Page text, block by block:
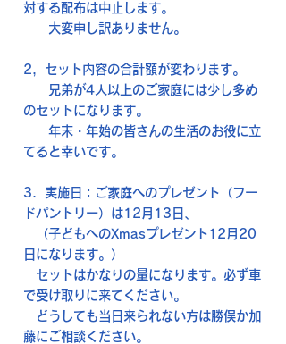
対する配布は中止します。
大変申し訳ありません。
2，セット内容の合計額が変わります。
兄弟が4人以上のご家庭には少し多め
のセットになります。
年末・年始の皆さんの生活のお役に立
てると幸いです。
3．実施日：ご家庭へのプレゼント（フー
ドパントリー）は12月13日、
（子どもへのXmasプレゼント12月20
日になります。）
セットはかなりの量になります。必ず車
で受け取りに来てください。
どうしても当日来られない方は勝俣か加
藤にご相談ください。